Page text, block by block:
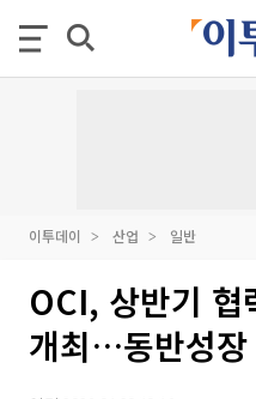
이투데이 산업 일반
OCI, 상반기 협
개최…동반성장